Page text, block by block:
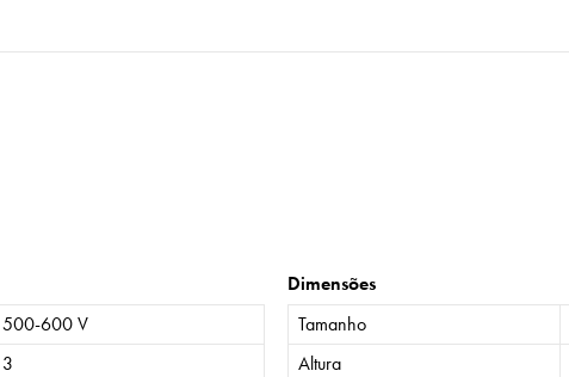
500-600 V
3
Dimensões
Tamanho
Altura